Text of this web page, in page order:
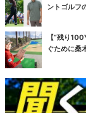
ントゴルフ
【“残り
ぐために桑